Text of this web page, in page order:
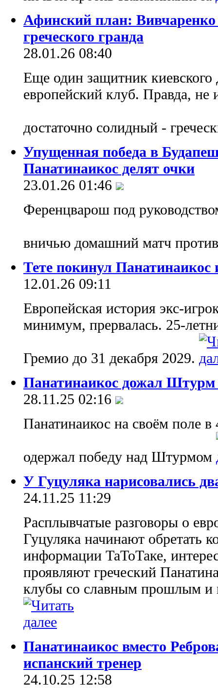
Афинский план: Вивчаренко
греческого гpaнда
28.01.26 08:40
Еще один защитник киевского
европейский клуб. Правда, не
достаточно солидный -
Упущенная победа в
Панатинаикос делят очки
23.01.26 01:46
Ференцварош под
вничью домашний матч
Тете покинул Панатинаикос
12.01.26 09:11
Европейская история экс-
минимум, прервалась. 25-
Гремио до 31 декабря 2029.
Панатинаикос дожал
28.11.25 02:16
Панатинаикос на своём поле
одержал победу над Штурмом
У Гуцуляка нарисовались
24.11.25 11:29
Расплывчатые разговоры о
Гуцуляка начинают обретать
информации ТаТоТаке,
проявляют греческий
клубы со славным прошлым
Панатинаикос вместо
испанский тренер
24.10.25 12:58